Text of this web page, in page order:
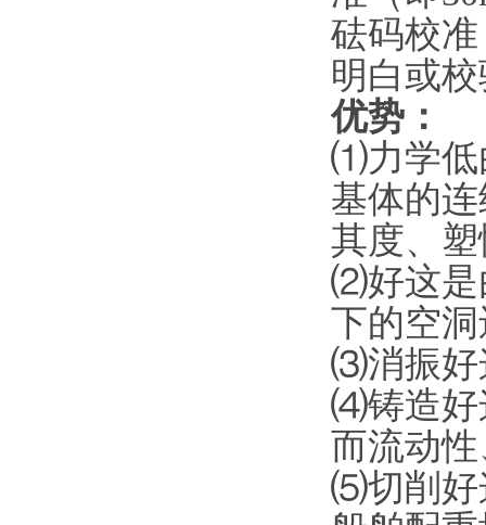
砝码校
明白或
优势：
⑴力学
基体的
其度、
⑵好这
下的空
⑶消振
⑷铸造
而流动
⑸切削